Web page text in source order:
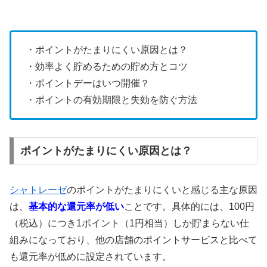
・ポイントがたまりにくい原因とは？
・効率よく貯めるための貯め方とコツ
・ポイントデーはいつ開催？
・ポイントの有効期限と失効を防ぐ方法
ポイントがたまりにくい原因とは？
シャトレーゼのポイントがたまりにくいと感じる主な原因
は、 基本的な還元率が低いことです。具体的には、100円
（税込）につき1ポイント（1円相当）しか貯まらない仕
組みになっており、他の店舗のポイントサービスと比べて
も還元率が低めに設定されています。